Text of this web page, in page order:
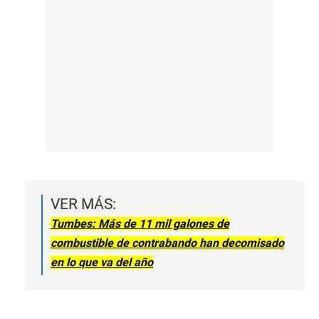
VER MÁS:
Tumbes: Más de 11 mil galones de
combustible de contrabando han decomisado
en lo que va del año